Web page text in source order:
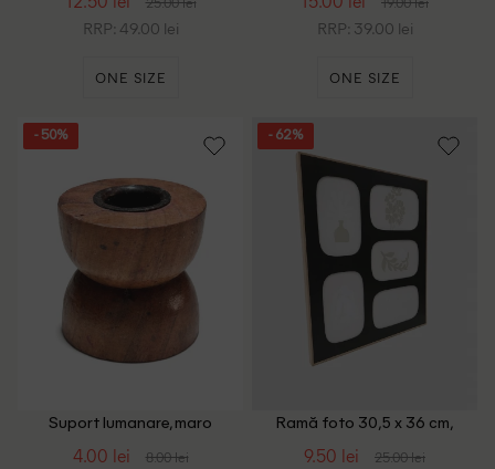
RRP: 49.00 lei
ONE SIZE
RRP: 39.00 lei
ONE SIZE
- 50%
Suport lumanare, maro
4.00 lei 8.00 lei
- 62%
Ramă foto 30,5 x 36 cm,
9.50 lei 25.00 lei